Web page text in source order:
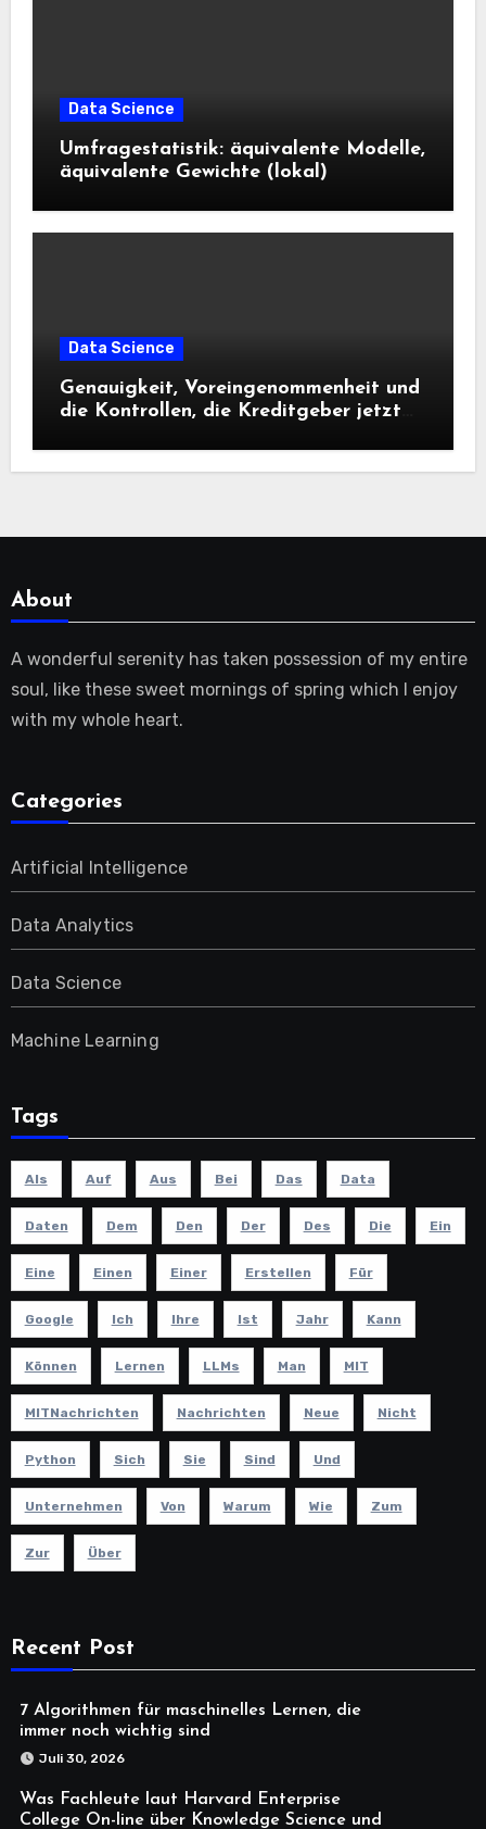
Data Science
Umfragestatistik: äquivalente Modelle,
äquivalente Gewichte (lokal)
Data Science
Genauigkeit, Voreingenommenheit und
die Kontrollen, die Kreditgeber jetzt
About
A wonderful serenity has taken possession of my entire
soul, like these sweet mornings of spring which I enjoy
with my whole heart.
Categories
Artificial Intelligence
Data Analytics
Data Science
Machine Learning
Tags
Als Auf Aus Bei Das Data
Daten Dem Den Der Des Die Ein
Eine Einen Einer Erstellen Für
Google Ich Ihre Ist Jahr Kann
Können Lernen LLMs Man MIT
MITNachrichten Nachrichten Neue Nicht
Python Sich Sie Sind Und
Unternehmen Von Warum Wie Zum
Zur Über
Recent Post
7 Algorithmen für maschinelles Lernen, die
immer noch wichtig sind
Juli 30, 2026
Was Fachleute laut Harvard Enterprise
College On-line über Knowledge Science und